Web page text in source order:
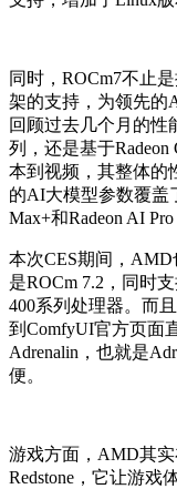
同时，ROCm7不止
架的支持，为领先的
回顾过去几个月的性
列，还是基于
本到视频，其整体的
的AI大模型参数覆盖
Max+和Radeon AI Pro
本次CES期间，
是ROCm 7.2，同时
400系列处理器。而
到ComfyUI官方页面
Adrenalin，也就是
便。
游戏方面，AMD其实
Redstone，它让游戏